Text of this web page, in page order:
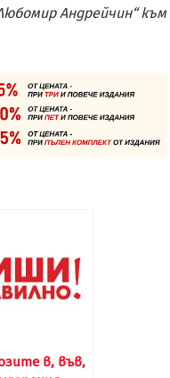
Андрейчин“ към
в, във,